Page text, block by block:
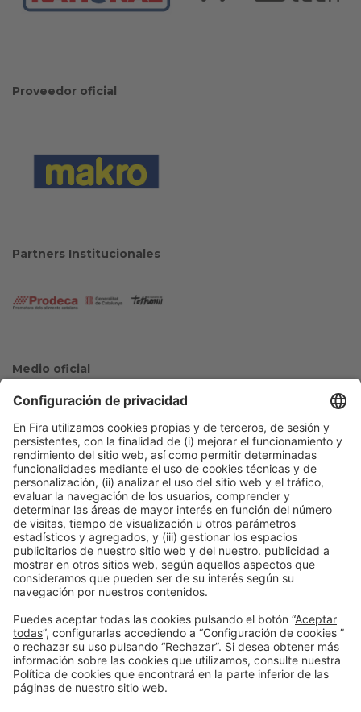
Proveedor oficial
Partners Institucionales
Medio oficial
Colaboradores